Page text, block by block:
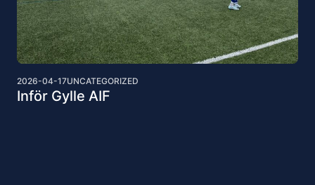
2026-04-17UNCATEGORIZED
Inför Gylle AIF